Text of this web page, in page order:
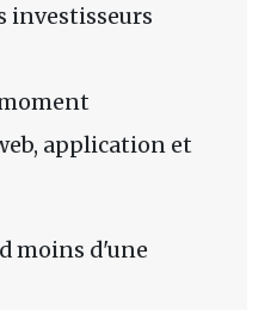
investisseurs
application et
moins d'une